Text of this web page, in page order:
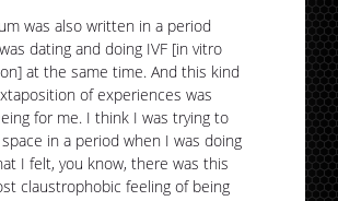
was also written in a period
dating and doing IVF [in vitro
at the same time. And this kind
of experiences was
for me. I think I was trying to
in a period when I was doing
I felt, you know, there was this
claustrophobic feeling of being